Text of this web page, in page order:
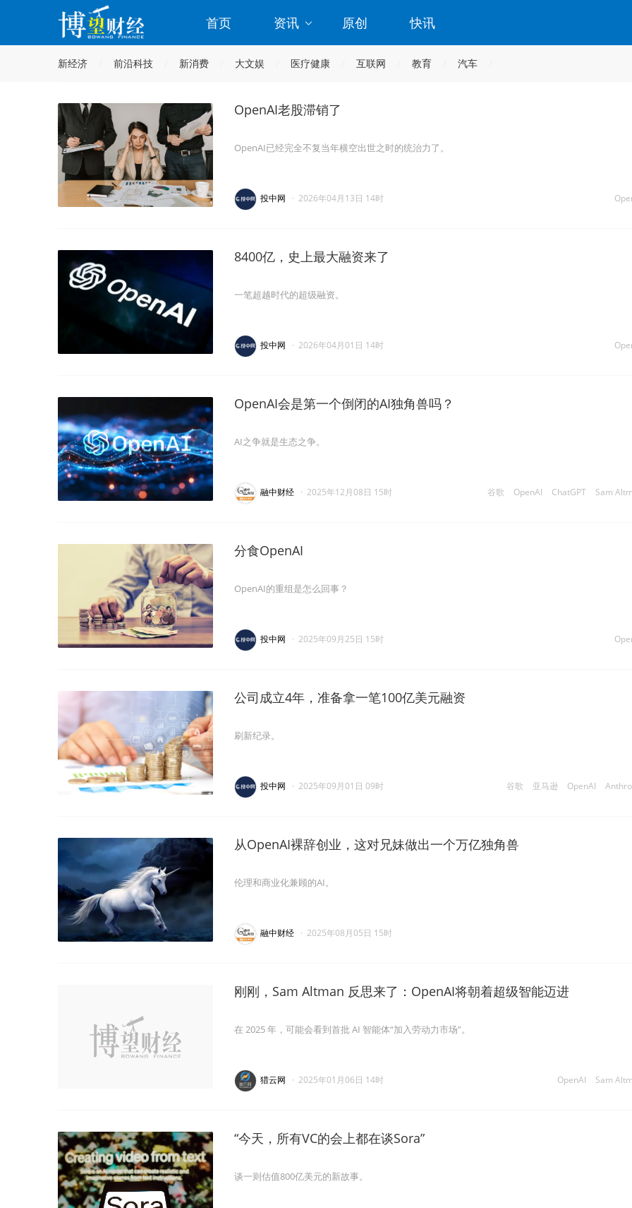
首页 资讯 原创 快讯
新经济 前沿科技 新消费 大文娱 医疗健康 互联网 教育 汽车
OpenAI老股滞销了
OpenAI已经完全不复当年横空出世之时的统治力了。
投中网 · 2026年04月13日 14时
8400亿，史上最大融资来了
一笔超越时代的超级融资。
投中网 · 2026年04月01日 14时
OpenAI会是第一个倒闭的AI独角兽吗？
AI之争就是生态之争。
谷歌 OpenAI ChatGPT Sam
融中财经 · 2025年12月08日 15时
分食OpenAI
OpenAI的重组是怎么回事？
投中网 · 2025年09月25日 15时
公司成立4年，准备拿一笔100亿美元融资
刷新纪录。
谷歌 亚马逊 OpenAI
投中网 · 2025年09月01日 09时
从OpenAI裸辞创业，这对兄妹做出一个万亿独角兽
伦理和商业化兼顾的AI。
融中财经 · 2025年08月05日 15时
刚刚，Sam Altman 反思来了：OpenAI将朝着超级智能迈进
在 2025 年，可能会看到首批 AI 智能体“加入劳动力市场”。
OpenAI Sam
猎云网 · 2025年01月06日 14时
“今天，所有VC的会上都在谈Sora”
谈一则估值800亿美元的新故事。